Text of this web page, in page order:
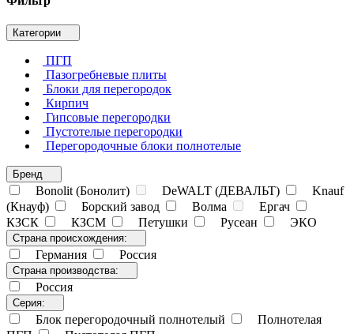
Категории
ПГП
Пазогребневые плиты
Блоки для перегородок
Кирпич
Гипсовые перегородки
Пустотелые перегородки
Перегородочные блоки полнотелые
Бренд
Bonolit (Бонолит) DeWALT (ДЕВАЛЬТ)
Knauf
(Кнауф)
Борский завод Волма
Ергач
КЗСК
КЗСМ Петушки Русеан ЭКО
Страна происхождения:
Германия Россия
Страна производства:
Россия
Серия:
Блок перегородочный полнотелый
Полнотелая